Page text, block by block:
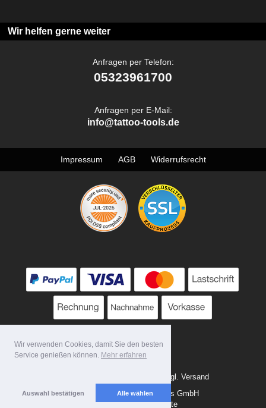
Wir verwenden Cookies, damit Sie den besten
Service genießen können. Mehr erfahren
Auswahl bestätigen Alle wählen
Wir helfen gerne weiter
Anfragen per Telefon:
05323961700
Anfragen per E-Mail:
info@tattoo-tools.de
Impressum AGB Widerrufsrecht
* Alle Preise zzgl. MwSt. evtl. zzgl. Versand
Copyright 2026 by Tattoo-Tools GmbH
Mobile Shop by Shopgate